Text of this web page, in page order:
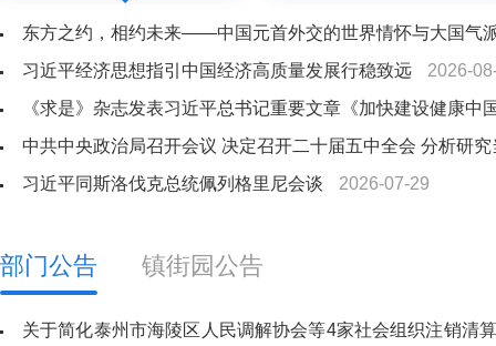
东方之约，相约未来——中国元首外交的世界情怀与大国气
习近平经济思想指引中国经济高质量发展行稳致远
2026-
《求是》杂志发表习近平总书记重要文章《加快建设健康中
中共中央政治局召开会议 决定召开二十届五中全会 分析研
习近平同斯洛伐克总统佩列格里尼会谈
2026-07-29
部门公告 镇街园公告
关于简化泰州市海陵区人民调解协会等4家社会组织注销清